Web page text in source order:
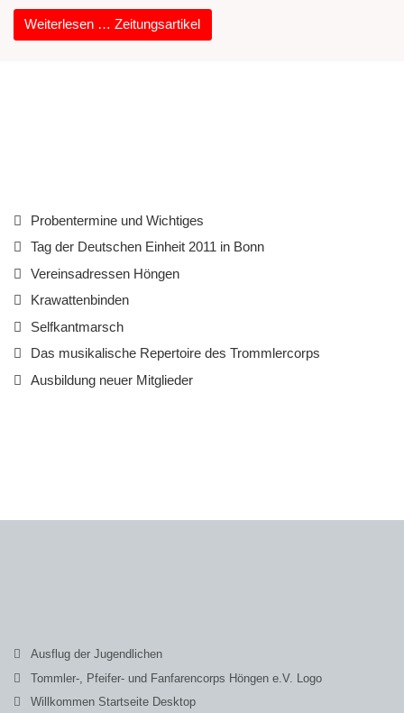
Weiterlesen … Zeitungsartikel
Probentermine und Wichtiges
Tag der Deutschen Einheit 2011 in Bonn
Vereinsadressen Höngen
Krawattenbinden
Selfkantmarsch
Das musikalische Repertoire des Trommlercorps
Ausbildung neuer Mitglieder
Ausflug der Jugendlichen
Tommler-, Pfeifer- und Fanfarencorps Höngen e.V. Logo
Willkommen Startseite Desktop